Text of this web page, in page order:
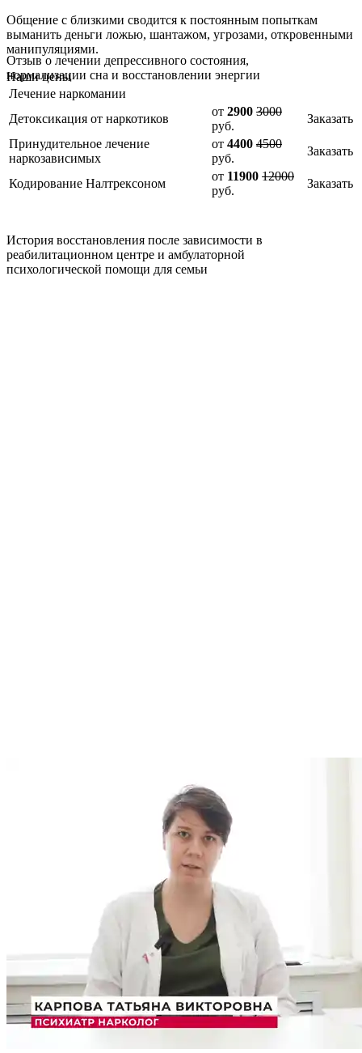
Отзыв о лечении депрессивного состояния,
нормализации сна и восстановлении энергии
История восстановления после зависимости в
реабилитационном центре и амбулаторной
психологической помощи для семьи
Общение с близкими сводится к постоянным попыткам
выманить деньги ложью, шантажом, угрозами, откровенными
манипуляциями.
Наши цены
Лечение наркомании
Детоксикация от наркотиков
от 2900 3000
руб.
Заказать
Принудительное лечение
наркозависимых
от 4400 4500
руб.
Заказать
Кодирование Налтрексоном
от 11900 12000
руб.
Заказать